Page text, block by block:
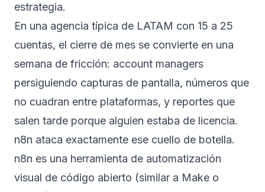
estrategia.
En una agencia típica de LATAM con 15 a 25
cuentas, el cierre de mes se convierte en una
semana de fricción: account managers
persiguiendo capturas de pantalla, números que
no cuadran entre plataformas, y reportes que
salen tarde porque alguien estaba de licencia.
n8n ataca exactamente ese cuello de botella.
n8n es una herramienta de automatización
visual de código abierto (similar a Make o